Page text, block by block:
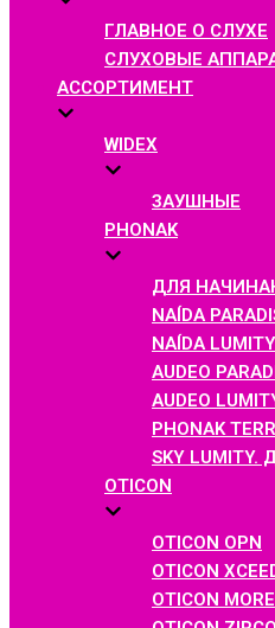
ГЛАВНОЕ О СЛУХЕ
СЛУХОВЫЕ
АССОРТИМЕНТ
WIDEX
ЗАУШНЫЕ
PHONAK
ДЛЯ
NAÍDA
NAÍDA LUMITY
AUDEO
AUDEO
PHONAK
SKY
OTICON
OTICON OPN
OTICON
OTICON MORE